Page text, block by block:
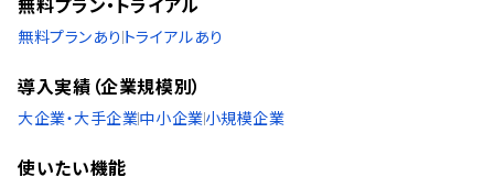
無料プラン・トライアル
無料プランあり トライアルあり
導入実績（企業規模別）
大企業・大手企業中小企業小規模企業
使いたい機能